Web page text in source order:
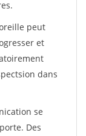
peut
et
dans
se
Des